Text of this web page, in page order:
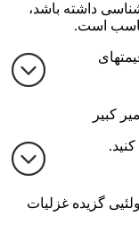
داشته باشد،
است.
کبیر
گزیده غزلیات